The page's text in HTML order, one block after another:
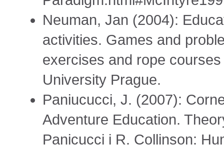
Neuman, Jan (2004):
activities. Games and
exercises and rope
University Prague.
Paniucucci, J. (2007):
Adventure Education.
Panicucci i R. Collinson: